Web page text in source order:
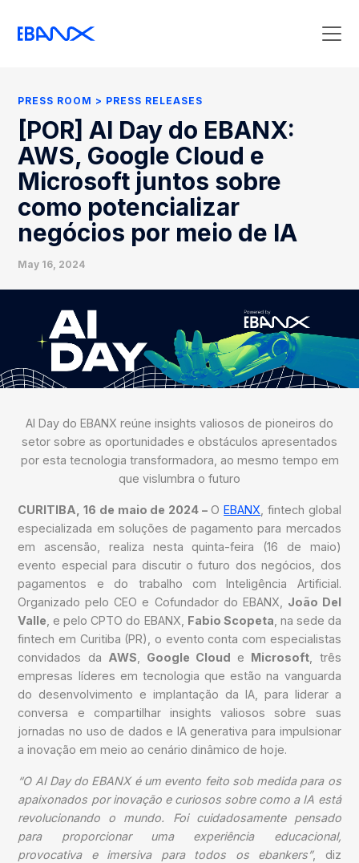
Clipping
Contact Press
PRESS ROOM PRESS RELEASES
[POR] AI Day do EBANX:
AWS, Google Cloud e
Microsoft juntos sobre
como potencializar
negócios por meio de IA
May 16, 2024
AI Day do EBANX reúne insights valiosos de pioneiros do
setor sobre as oportunidades e obstáculos apresentados
por esta tecnologia transformadora, ao mesmo tempo em
que vislumbra o futuro
CURITIBA, 16 de maio de 2024 –OEBANX , fintech global
especializada em soluções de pagamento para mercados
em ascensão, realiza nesta quinta-feira (16 de maio)
evento especial para discutir o futuro dos negócios, dos
pagamentos e do trabalho com Inteligência Artificial.
Organizado pelo CEO e Cofundador do EBANX, João Del
Valle , e pelo CPTO do EBANX, Fabio Scopeta , na sede da
fintech em Curitiba (PR), o evento conta com especialistas
convidados da AWS Google Cloud e Microsoft , três
empresas líderes em tecnologia que estão na vanguarda
do desenvolvimento e implantação da IA, para liderar a
conversa e compartilhar insights valiosos sobre suas
jornadas no uso de dados e IA generativa para impulsionar
a inovação em meio ao cenário dinâmico de hoje.
“O AI Day do EBANX é um evento feito sob medida para os
apaixonados por inovação e curiosos sobre como a IA está
revolucionando o mundo. Foi cuidadosamente pensado
para proporcionar uma experiência educacional,
provocativa e imersiva para todos os ebankers”, diz